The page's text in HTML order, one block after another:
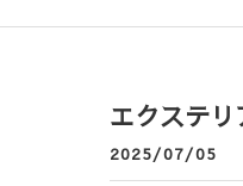
エクステ
2025/07/05